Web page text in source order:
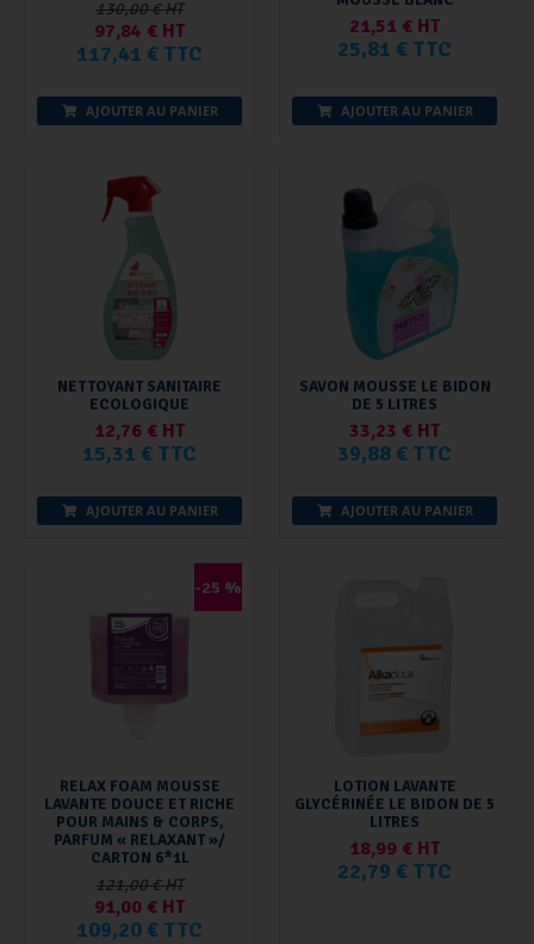
130,00 € HT
97,84 € HT
117,41 € TTC
AJOUTER AU PANIER
21,51 € HT
25,81 € TTC
AJOUTER AU PANIER
NETTOYANT SANITAIRE
ECOLOGIQUE
12,76 € HT
15,31 € TTC
AJOUTER AU PANIER
SAVON MOUSSE LE BIDON
DE 5 LITRES
33,23 € HT
39,88 € TTC
AJOUTER AU PANIER
-25 %
RELAX FOAM MOUSSE
LAVANTE DOUCE ET RICHE
POUR MAINS & CORPS,
PARFUM « RELAXANT »/
CARTON 6*1L
121,00 € HT
91,00 € HT
109,20 € TTC
LOTION LAVANTE
GLYCÉRINÉE LE BIDON DE 5
LITRES
18,99 € HT
22,79 € TTC